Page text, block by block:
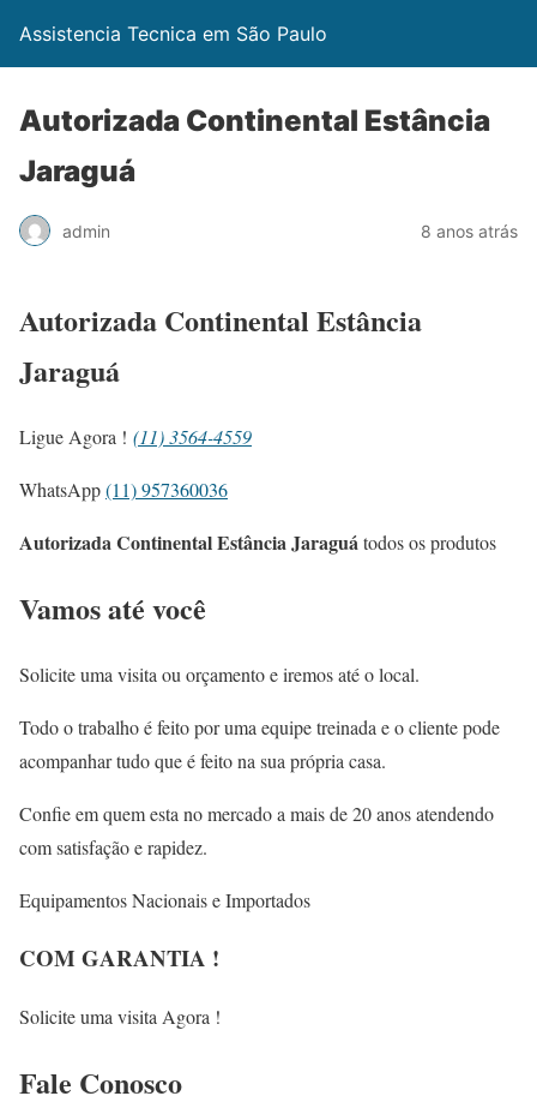
Assistencia Tecnica em São Paulo
Autorizada Continental Estância
Jaraguá
admin 8 anos atrás
Autorizada Continental Estância
Jaraguá
Ligue Agora ! (11) 3564-4559
WhatsApp(11) 957360036
Autorizada Continental Estância Jaraguátodos os produtos
Vamos até você
Solicite uma visita ou orçamento e iremos até o local.
Todo o trabalho é feito por uma equipe treinada e o cliente pode
acompanhar tudo que é feito na sua própria casa.
Confie em quem esta no mercado a mais de 20 anos atendendo
com satisfação e rapidez.
Equipamentos Nacionais e Importados
COM GARANTIA !
Solicite uma visita Agora !
Fale Conosco